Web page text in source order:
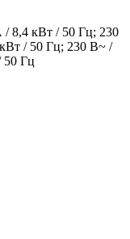
8,4 кВт / 50 Гц; 230
/ 50 Гц; 230 В~ /
50 Гц